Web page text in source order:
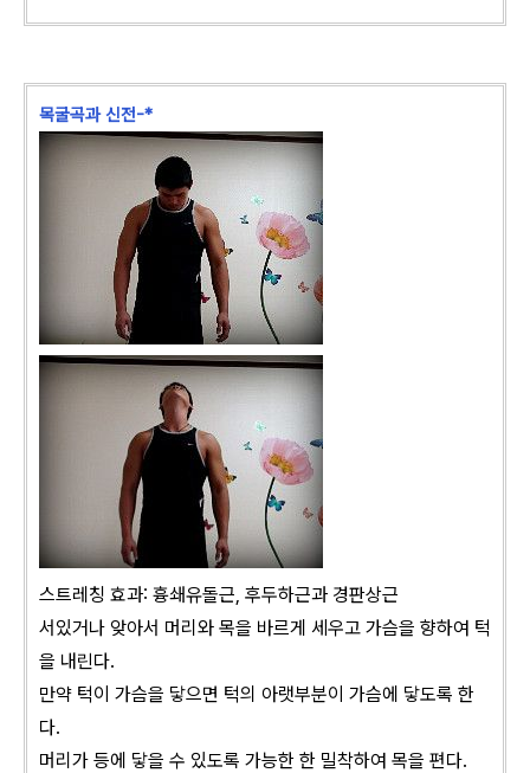
목굴곡과 신전-*
스트레칭 효과: 흉쇄유돌근, 후두하근과 경판상근
서있거나 앚아서 머리와 목을 바르게 세우고 가슴을 향하여 턱
을 내린다.
만약 턱이 가슴을 닿으면 턱의 아랫부분이 가슴에 닿도록 한
다.
머리가 등에 닿을 수 있도록 가능한 한 밀착하여 목을 편다.